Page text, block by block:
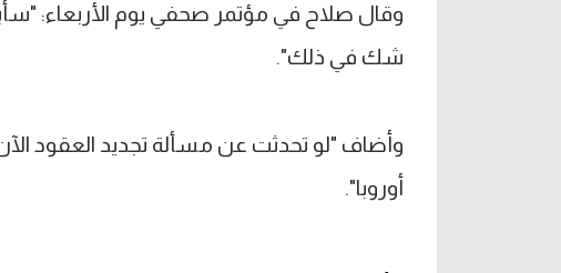
وقال صلاح في مؤتمر صحفي يوم الأربعاء:
شك في ذلك".
وأضاف "لو تحدثت عن مسألة تجديد العقود الآن
أوروبا".